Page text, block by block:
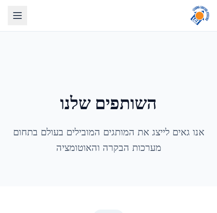
השותפים שלנו
אנו גאים לייצג את המותגים המובילים בעולם בתחום
מערכות הבקרה והאוטומציה